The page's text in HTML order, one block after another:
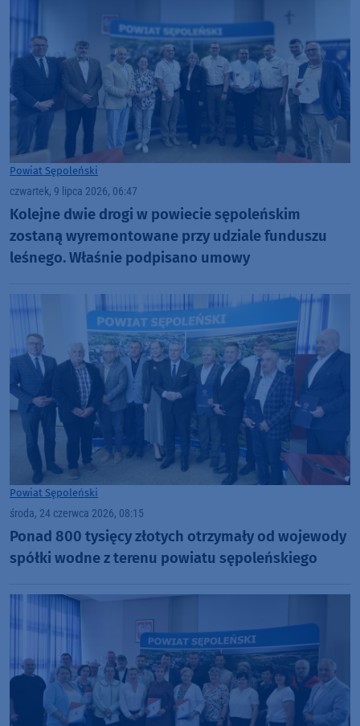
Powiat Sępoleński
czwartek, 9 lipca 2026, 06:47
Kolejne dwie drogi w powiecie sępoleńskim
zostaną wyremontowane przy udziale funduszu
leśnego. Właśnie podpisano umowy
Powiat Sępoleński
środa, 24 czerwca 2026, 08:15
Ponad 800 tysięcy złotych otrzymały od wojewody
spółki wodne z terenu powiatu sępoleńskiego